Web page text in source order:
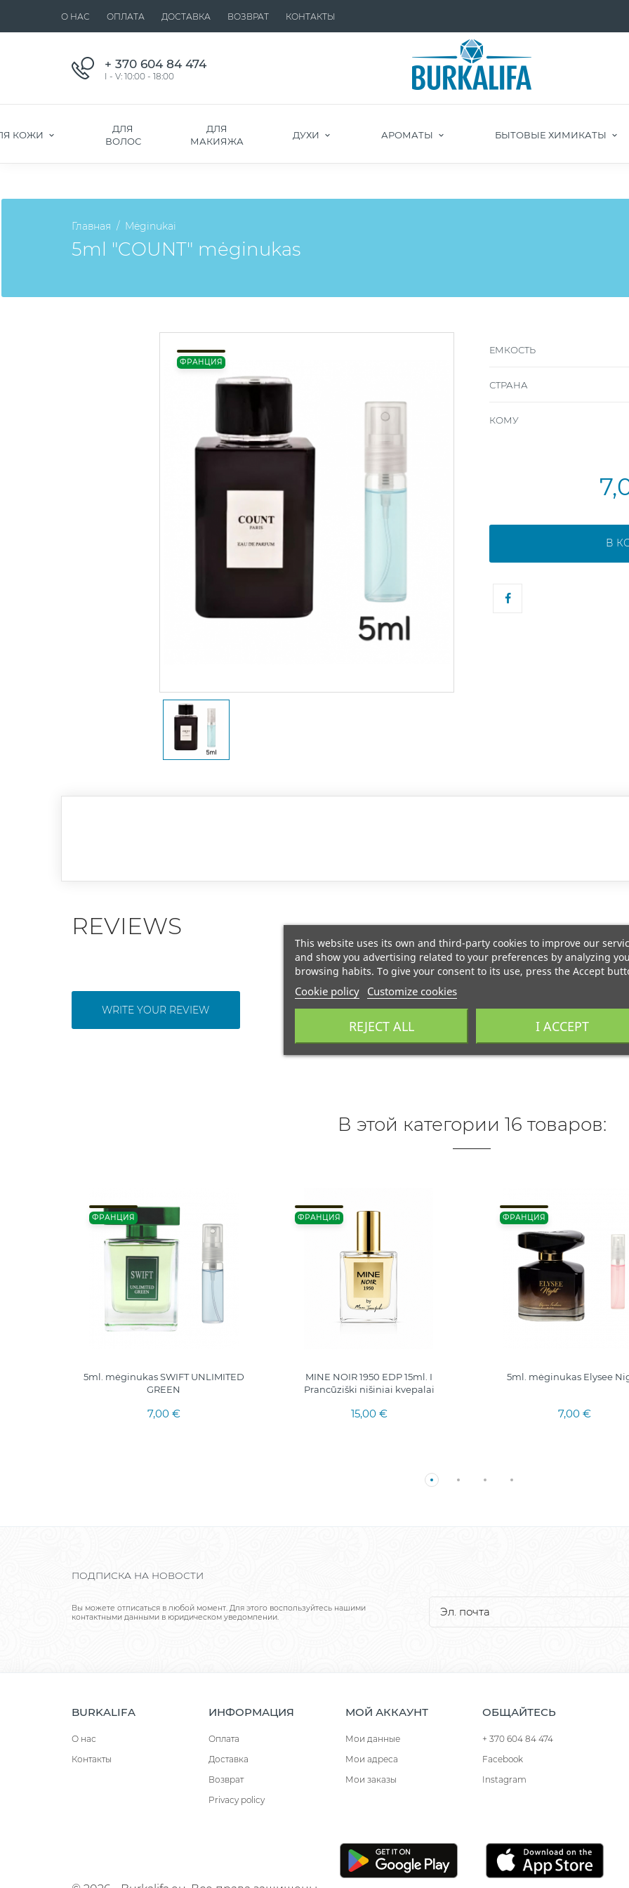
О НАС ОПЛАТА ДОСТАВКА ВОЗВРАТ КОНТАКТЫ
+ 370 604 84 474
I - V: 10:00 - 18:00
КОЖИ
ДЛЯ
ВОЛОС
ДЛЯ
МАКИЯЖА
ДУХИ АРОМАТЫ БЫТОВЫЕ ХИМИКАТЫ
Главная Mėginukai
5ml "COUNT" mėginukas
ФРАНЦИЯ
ЕМКОСТЬ
СТРАНА
КОМУ
В
REVIEWS
WRITE YOUR REVIEW
В этой категории 16 товаров:
ФРАНЦИЯ
5ml. mėginukas SWIFT UNLIMITED
GREEN
7,00 €
ФРАНЦИЯ
MINE NOIR 1950 EDP 15ml. I
Prancūziški nišiniai kvepalai
15,00 €
ФРАНЦИЯ
5ml. mėginukas Elysee
7,00 €
ПОДПИСКА НА НОВОСТИ
Вы можете отписаться в любой момент. Для этого воспользуйтесь нашими
контактными данными в юридическом уведомлении.
BURKALIFA
О нас
Контакты
ИНФОРМАЦИЯ
Оплата
Доставка
Возврат
Privacy policy
МОЙ АККАУНТ
Мои данные
Мои адреса
Мои заказы
ОБЩАЙТЕСЬ
+ 370 604 84 474
Facebook
Instagram
This website uses its own and third-party cookies to improve our
and show you advertising related to your preferences by analyzing
browsing habits. To give your consent to its use, press the Accept
Cookie policy Customize cookies
REJECT ALL I ACCEPT